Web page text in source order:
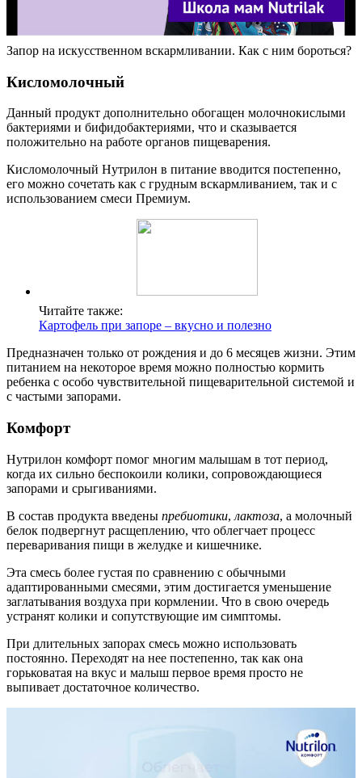
Запор на искусственном вскармливании. Как с ним бороться?
Кисломолочный
Данный продукт дополнительно обогащен молочнокислыми
бактериями и бифидобактериями, что и сказывается
положительно на работе органов пищеварения.
Кисломолочный Нутрилон в питание вводится постепенно,
его можно сочетать как с грудным вскармливанием, так и с
использованием смеси Премиум.
Читайте также:
Картофель при запоре – вкусно и полезно
Предназначен только от рождения и до 6 месяцев жизни. Этим
питанием на некоторое время можно полностью кормить
ребенка с особо чувствительной пищеварительной системой и
с частыми запорами.
Комфорт
Нутрилон комфорт помог многим малышам в тот период,
когда их сильно беспокоили колики, сопровождающиеся
запорами и срыгиваниями.
В состав продукта введены пребиотики, лактоза, а молочный
белок подвергнут расщеплению, что облегчает процесс
переваривания пищи в желудке и кишечнике.
Эта смесь более густая по сравнению с обычными
адаптированными смесями, этим достигается уменьшение
заглатывания воздуха при кормлении. Что в свою очередь
устранят колики и сопутствующие им симптомы.
При длительных запорах смесь можно использовать
постоянно. Переходят на нее постепенно, так как она
горьковатая на вкус и малыш первое время просто не
выпивает достаточное количество.